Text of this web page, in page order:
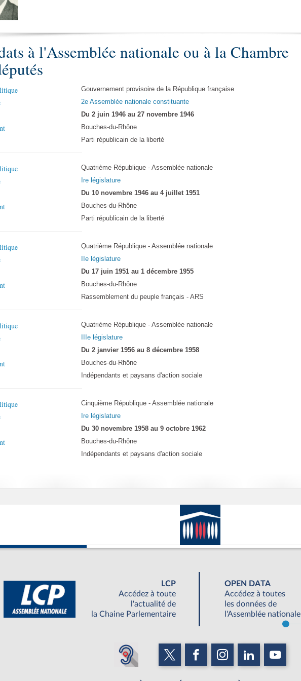
à l'Assemblée nationale ou à la Chambre
Gouvernement provisoire de la République française
2e Assemblée nationale constituante
Du 2 juin 1946 au 27 novembre 1946
Bouches-du-Rhône
Parti républicain de la liberté
Quatrième République - Assemblée nationale
Ire législature
Du 10 novembre 1946 au 4 juillet 1951
Bouches-du-Rhône
Parti républicain de la liberté
Quatrième République - Assemblée nationale
IIe législature
Du 17 juin 1951 au 1 décembre 1955
Bouches-du-Rhône
Rassemblement du peuple français - ARS
Quatrième République - Assemblée nationale
IIIe législature
Du 2 janvier 1956 au 8 décembre 1958
Bouches-du-Rhône
Indépendants et paysans d'action sociale
Cinquième République - Assemblée nationale
Ire législature
Du 30 novembre 1958 au 9 octobre 1962
Bouches-du-Rhône
Indépendants et paysans d'action sociale
LCP
Accédez à toute
l'actualité de
la Chaine Parlementaire
OPEN DATA
Accédez à toutes
les données de
l'Assemblée nationale